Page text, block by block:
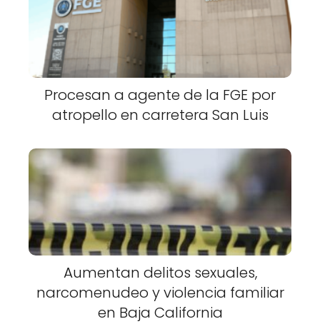
Procesan a agente de la FGE por
atropello en carretera San Luis
Aumentan delitos sexuales,
narcomenudeo y violencia familiar
en Baja California